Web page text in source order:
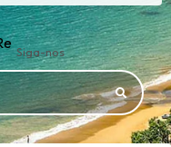
Siga-nos